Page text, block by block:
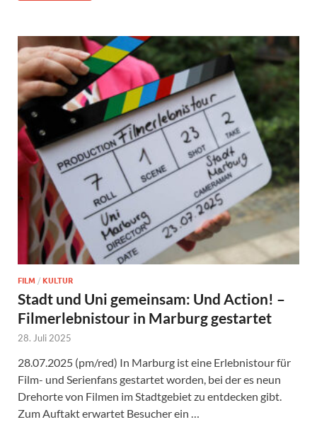
FILM / KULTUR
Stadt und Uni gemeinsam: Und Action! –
Filmerlebnistour in Marburg gestartet
28. Juli 2025
28.07.2025 (pm/red) In Marburg ist eine Erlebnistour für
Film- und Serienfans gestartet worden, bei der es neun
Drehorte von Filmen im Stadtgebiet zu entdecken gibt.
Zum Auftakt erwartet Besucher ein …